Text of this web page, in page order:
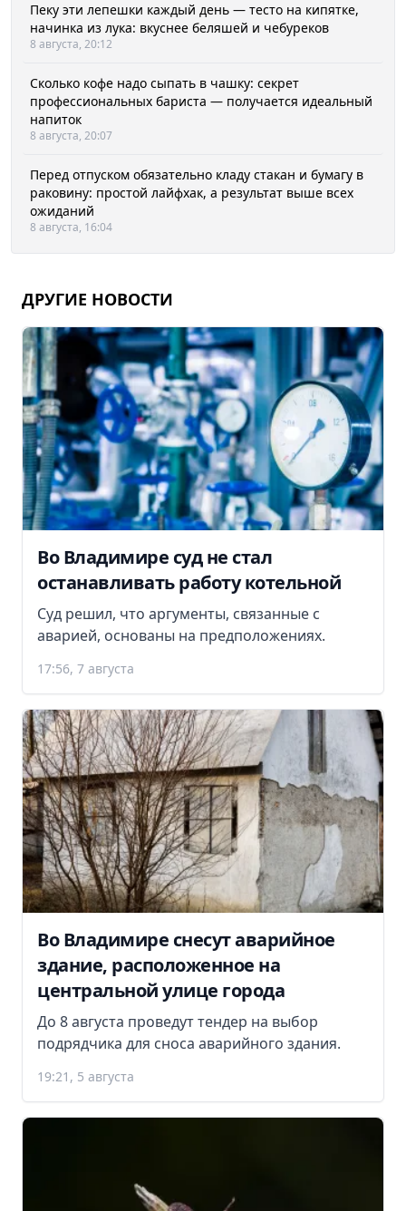
Пеку эти лепешки каждый день — тесто на кипятке,
начинка из лука: вкуснее беляшей и чебуреков
8 августа, 20:12
Сколько кофе надо сыпать в чашку: секрет
профессиональных бариста — получается идеальный
напиток
8 августа, 20:07
Перед отпуском обязательно кладу стакан и бумагу в
раковину: простой лайфхак, а результат выше всех
ожиданий
8 августа, 16:04
ДРУГИЕ НОВОСТИ
Во Владимире суд не стал
останавливать работу котельной
Суд решил, что аргументы, связанные с
аварией, основаны на предположениях.
17:56, 7 августа
Во Владимире снесут аварийное
здание, расположенное на
центральной улице города
До 8 августа проведут тендер на выбор
подрядчика для сноса аварийного здания.
19:21, 5 августа